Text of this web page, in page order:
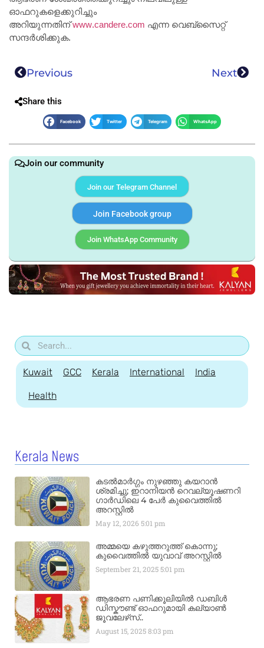
ഓഫറുകളെക്കുറിച്ചും
അറിയുന്നതിന്www.candere.com എന്ന വെബ്സൈറ്റ്
സന്ദർശിക്കുക.
Previous Next
Share this
Facebook Twitter Telegram WhatsApp
Join our community
Join our Telegram Channel
Join Facebook group
Join WhatsApp Community
Kuwait GCC Kerala International India
Health
Kerala News
കടൽമാർഗ്ഗം നുഴഞ്ഞു കയറാൻ
ശ്രമിച്ചു; ഇറാനിയൻ റെവല്യൂഷണറി
ഗാർഡിലെ 4 പേർ കുവൈത്തിൽ
അറസ്റ്റിൽ
May 12, 20265:01 pm
അമ്മയെ കഴുത്തറുത്ത് കൊന്നു;
കുവൈത്തിൽ യുവാവ് അറസ്റ്റിൽ
September 21, 20255:01 pm
ആഭരണ പണിക്കൂലിയിൽ ഡബിൾ
ഡിസ്കൗണ്ട് ഓഫറുമായി കല്യാൺ
ജൂവലേഴ്‌സ്..
August 15, 20258:03 pm